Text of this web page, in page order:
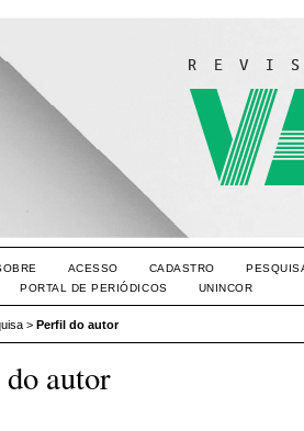
ACESSO CADASTRO
PORTAL DE PERIÓDICOS UNINCOR
> Perfil do autor
autor